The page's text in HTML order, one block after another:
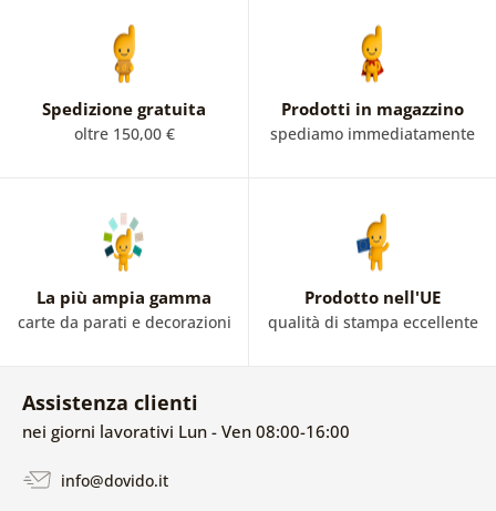
Spedizione gratuita
oltre 150,00 €
Prodotti in magazzino
spediamo immediatamente
La più ampia gamma
carte da parati e decorazioni
Prodotto nell'UE
qualità di stampa eccellente
Assistenza clienti
nei giorni lavorativi Lun - Ven 08:00-16:00
info@dovido.it